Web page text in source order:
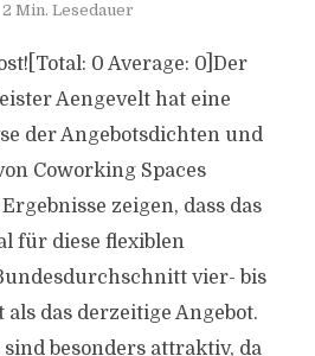
2 Min. Lesedauer
0 Average: 0]Der
Aengevelt hat eine
der Angebotsdichten und
Coworking Spaces
zeigen, dass das
für diese flexiblen
vier- bis
das derzeitige Angebot.
besonders attraktiv, da